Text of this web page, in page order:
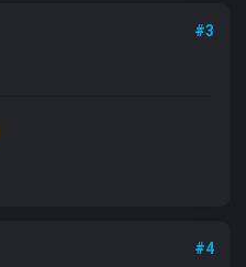
#3
#4